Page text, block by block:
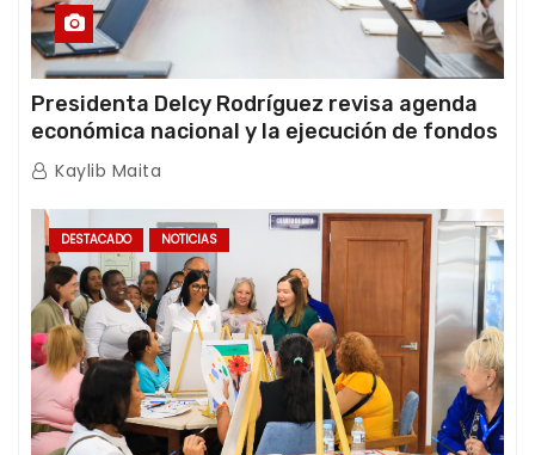
Presidenta Delcy Rodríguez revisa agenda
económica nacional y la ejecución de fondos
de emergencia post-sismos
Kaylib Maita
DESTACADO NOTICIAS